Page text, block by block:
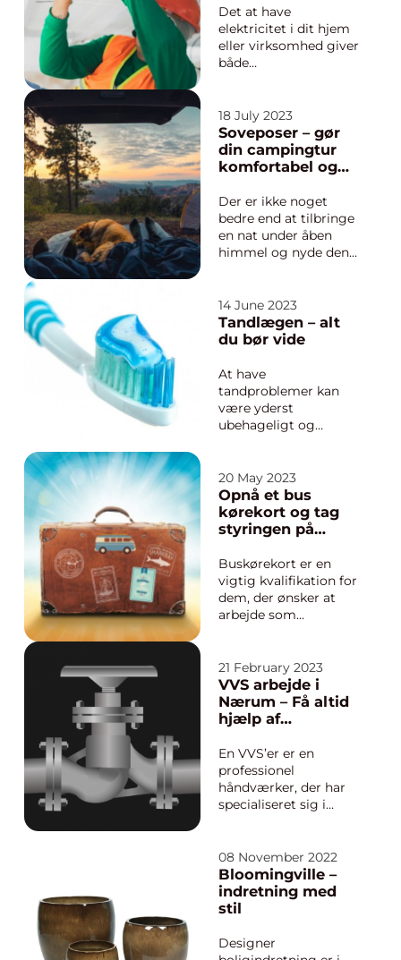
kvalitetsarbejde.
Uanset om du har b...
Det at have
elektricitet i dit hjem
eller virksomhed giver
både
kan også medføre
risici. En elektriker er
en person, der er
uddannet til at
installation af nye
elektriske sys...
18 July 2023
Soveposer – gør
din campingtur
komfortabel og
Der er ikke noget
bedre end at tilbringe
en nat under åben
himmel og nyde den
en erfaren backpacker
eller bare elsker at
campe i naturen en
god sovepose en
essentiel del af din
udstyr...
14 June 2023
Tandlægen – alt
du bør vide
At have
tandproblemer kan
være yderst
ubehageligt og
tandlæge er derfor
uundværlig, og kan
være med til at sikre,
at dine tænder og dit
stærke. Men hvad gør
en tandlæge egentlig,
og hvad kan du...
20 May 2023
Opnå et bus
kørekort og tag
styringen på
Buskørekort er en
vigtig kvalifikation for
dem, der ønsker at
arbejde som
passagerer sikkert og
effektivt. Uanset om
det drejer sig om
bybusser, turistbusser
kræver erhvervel...
21 February 2023
VVS arbejde i
Nærum – Få altid
hjælp af
En VVS’er er en
professionel
håndværker, der har
specialiseret sig i
reparation af
vandsystemer. Det
drejer sig om alt fra
kloakrør til varmt- og
der er forbundet med
08 November 2022
Bloomingville –
indretning med
stil
Designer